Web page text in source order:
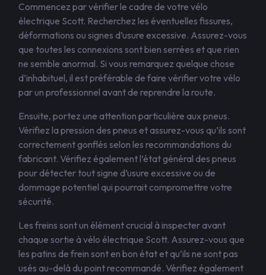
Commencez par vérifier le cadre de votre vélo
électrique Scott. Recherchez les éventuelles fissures,
déformations ou signes d’usure excessive. Assurez-vous
que toutes les connexions sont bien serrées et que rien
ne semble anormal. Si vous remarquez quelque chose
d’inhabituel, il est préférable de faire vérifier votre vélo
par un professionnel avant de reprendre la route.
Ensuite, portez une attention particulière aux pneus.
Vérifiez la pression des pneus et assurez-vous qu’ils sont
correctement gonflés selon les recommandations du
fabricant. Vérifiez également l’état général des pneus
pour détecter tout signe d’usure excessive ou de
dommage potentiel qui pourrait compromettre votre
sécurité.
Les freins sont un élément crucial à inspecter avant
chaque sortie à vélo électrique Scott. Assurez-vous que
les patins de frein sont en bon état et qu’ils ne sont pas
usés au-delà du point recommandé. Vérifiez également